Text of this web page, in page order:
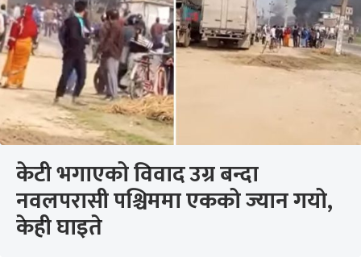
केटी भगाएको विवाद उग्र बन्दा
नवलपरासी पश्चिममा एकको ज्यान गयो,
केही घाइते